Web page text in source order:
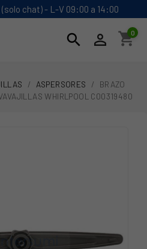
(solo chat) - L-V 09:00 a 14:00
search  shopping_cart
0
ASPERSORES
BRAZO
WHIRLPOOL C00319480